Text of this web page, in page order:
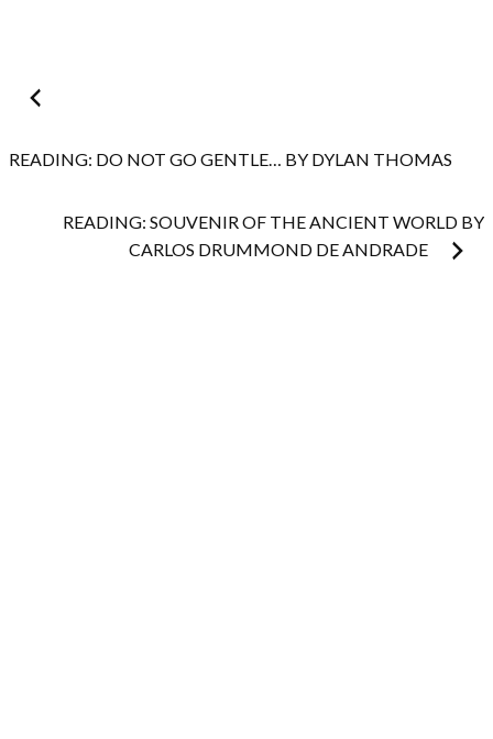
Post
navigation
READING: DO NOT GO GENTLE… BY DYLAN THOMAS
READING: SOUVENIR OF THE ANCIENT WORLD BY
CARLOS DRUMMOND DE ANDRADE